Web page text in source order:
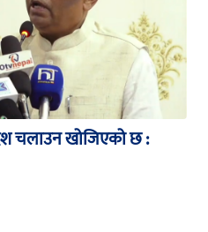
चलाउन खोजिएको छ :